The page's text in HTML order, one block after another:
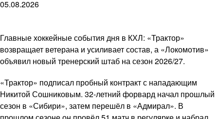
05.08.2026
Главные хоккейные события дня в КХЛ: «Трактор»
возвращает ветерана и усиливает состав, а «Локомотив»
объявил новый тренерский штаб на сезон 2026/27.
«Трактор» подписал пробный контракт с нападающим
Никитой Сошниковым. 32-летний форвард начал прошлый
сезон в «Сибири», затем перешёл в «Адмирал». В